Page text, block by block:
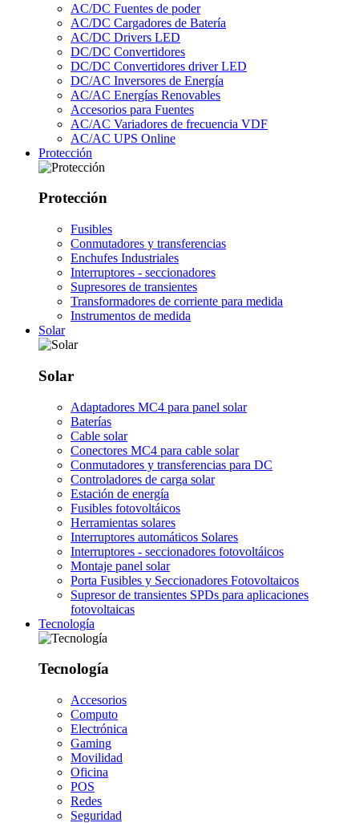
AC/DC Fuentes de poder
AC/DC Cargadores de Batería
AC/DC Drivers LED
DC/DC Convertidores
DC/DC Convertidores driver LED
DC/AC Inversores de Energía
AC/AC Energías Renovables
Accesorios para Fuentes
AC/AC Variadores de frecuencia VDF
AC/AC UPS Online
Protección
Protección
Fusibles
Conmutadores y transferencias
Enchufes Industriales
Interruptores - seccionadores
Supresores de transientes
Transformadores de corriente para medida
Instrumentos de medida
Solar
Solar
Adaptadores MC4 para panel solar
Baterías
Cable solar
Conectores MC4 para cable solar
Conmutadores y transferencias para DC
Controladores de carga solar
Estación de energía
Fusibles fotovoltáicos
Herramientas solares
Interruptores automáticos Solares
Interruptores - seccionadores fotovoltáicos
Montaje panel solar
Porta Fusibles y Seccionadores Fotovoltaicos
Supresor de transientes SPDs para aplicaciones
fotovoltaicas
Tecnología
Tecnología
Accesorios
Computo
Electrónica
Gaming
Movilidad
Oficina
POS
Redes
Seguridad